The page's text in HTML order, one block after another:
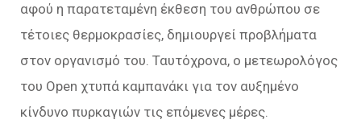
αφού η παρατεταμένη έκθεση του ανθρώπου σε
τέτοιες θερμοκρασίες, δημιουργεί προβλήματα
στον οργανισμό του. Ταυτόχρονα, ο μετεωρολόγος
του Open χτυπά καμπανάκι για τον αυξημένο
κίνδυνο πυρκαγιών τις επόμενες μέρες.